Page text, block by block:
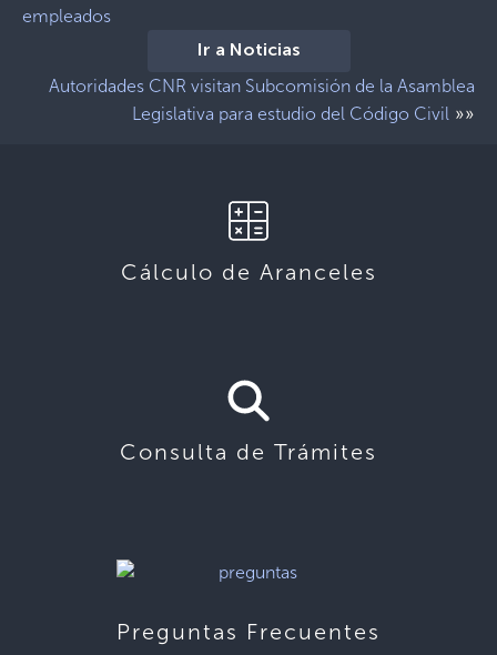
empleados
Ir a Noticias
Autoridades CNR visitan Subcomisión de la Asamblea
Legislativa para estudio del Código Civil »»
Cálculo de Aranceles
Consulta de Trámites
Preguntas Frecuentes